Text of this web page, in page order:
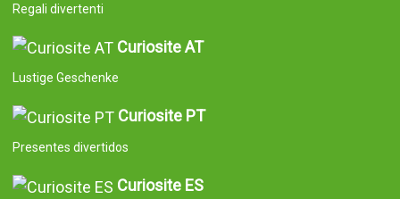
Regali divertenti
Curiosite AT
Lustige Geschenke
Curiosite PT
Presentes divertidos
Curiosite ES